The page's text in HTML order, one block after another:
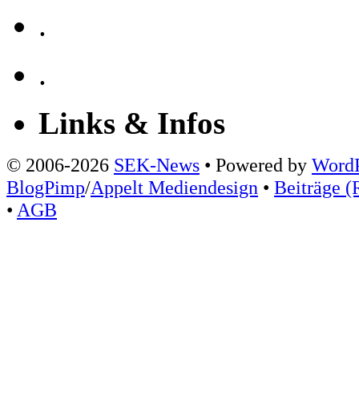
.
.
Links & Infos
© 2006-2026 SEK-News • Powered by
BlogPimp/Appelt Mediendesign • Beiträge
• AGB